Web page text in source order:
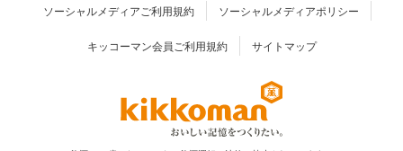
ソーシャルメディアご利用規約 ソーシャルメディアポリシー
キッコーマン会員ご利用規約 サイトマップ